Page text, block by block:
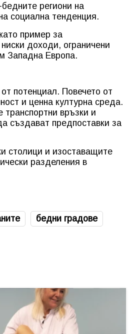
региони на
социална тенденция.
пример за
доходи, ограничени
Западна Европа.
потенциал. Повечето от
и ценна културна среда.
връзки и
създават предпоставки за
столици и изоставащите
разделения в
бедни градове